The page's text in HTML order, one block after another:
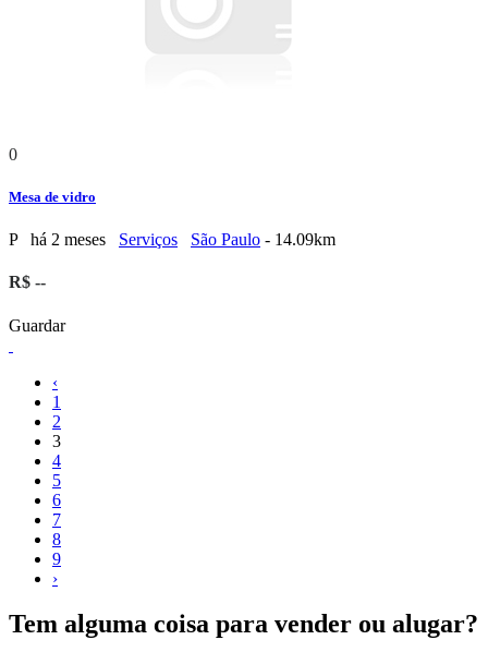
0
Mesa de vidro
P há 2 meses Serviços São Paulo - 14.09km
R$ --
Guardar
‹
1
2
3
4
5
6
7
8
9
›
Tem alguma coisa para vender ou alugar?